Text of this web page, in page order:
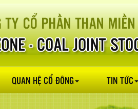
QUAN HỆ CỔ ĐÔNG TIN TỨC